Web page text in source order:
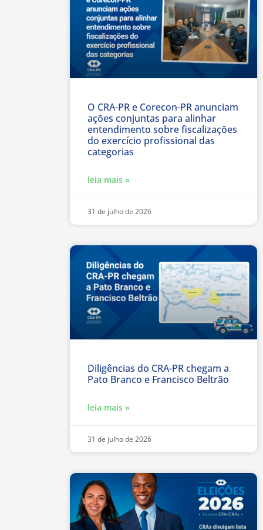
O CRA-PR e Corecon-PR anunciam
ações conjuntas para alinhar
entendimento sobre fiscalizações
do exercício profissional das
categorias
leia mais »
31 de julho de 2026
Diligências do CRA-PR chegam a
Pato Branco e Francisco Beltrão
leia mais »
31 de julho de 2026